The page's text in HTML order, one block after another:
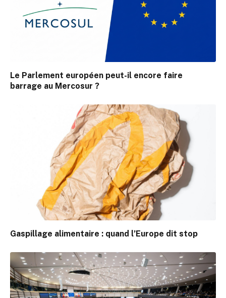
Le Parlement européen peut-il encore faire
barrage au Mercosur ?
Gaspillage alimentaire : quand l’Europe dit stop